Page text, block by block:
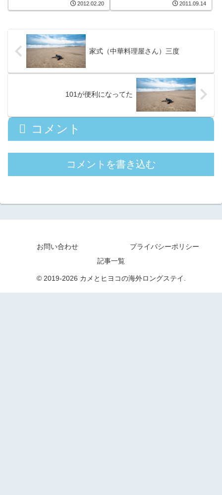
2012.02.20 2011.09.14
家式（中華料理屋さん）三度
101が便利になってた
コメント
コメントを書き込む
お問い合わせ
プライバシーポリシー
記事一覧
© 2019-2026 カメとヒヨコの海外ロングステイ.